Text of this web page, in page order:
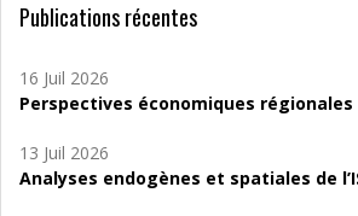
Publications récentes
16 Juil 2026
Perspectives économiques régionales
13 Juil 2026
Analyses endogènes et spatiales de